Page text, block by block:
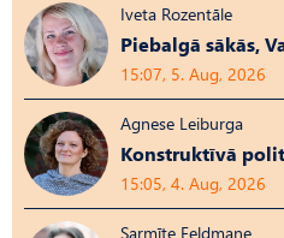
Iveta Rozentāle
Piebalgā sākās,
15:07, 5. Aug, 2026
Agnese Leiburga
Konstruktīvā
15:05, 4. Aug, 2026
Sarmīte Feldmane